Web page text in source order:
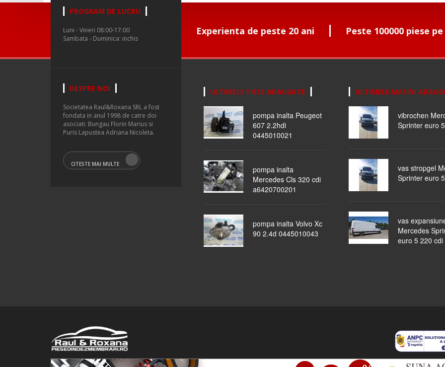
Experienta de peste 20 ani Peste 100000 piese
PROGRAM DE LUCRU
Luni - Vineri 08:00-17:00
Sambata - Duminica: inchis
DESPRE NOI
Societatea Raul&Roxana SRL a fost
fondata in anul 1998 de catre doi
asociati: Bungau Florin Marius si
Puris Lapustea Adriana Nicoleta.
CITESTE MAI MULTE
ULTIMELE PIESE ADAUGATE
pompa inalta Peugeot
607 2.2hdi
0445010021
pompa inalta
Mercedes Cls 320 cdi
a6420700201
pompa inalta Volvo Xc
90 2.4d 0445010043
ULTIMELE MASINI
vibrochen
Sprinter euro
vas stropgel
Sprinter euro
vas
Mercedes
euro 5 220 cdi
© 2016 Raul&Roxana SRL. Toate drepturile rezervate. piese auto masini dezmembrate ocazii lichidari